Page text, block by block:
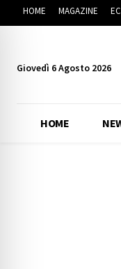
HOME MAGAZINE
Giovedì 6 Agosto 2026
HOME